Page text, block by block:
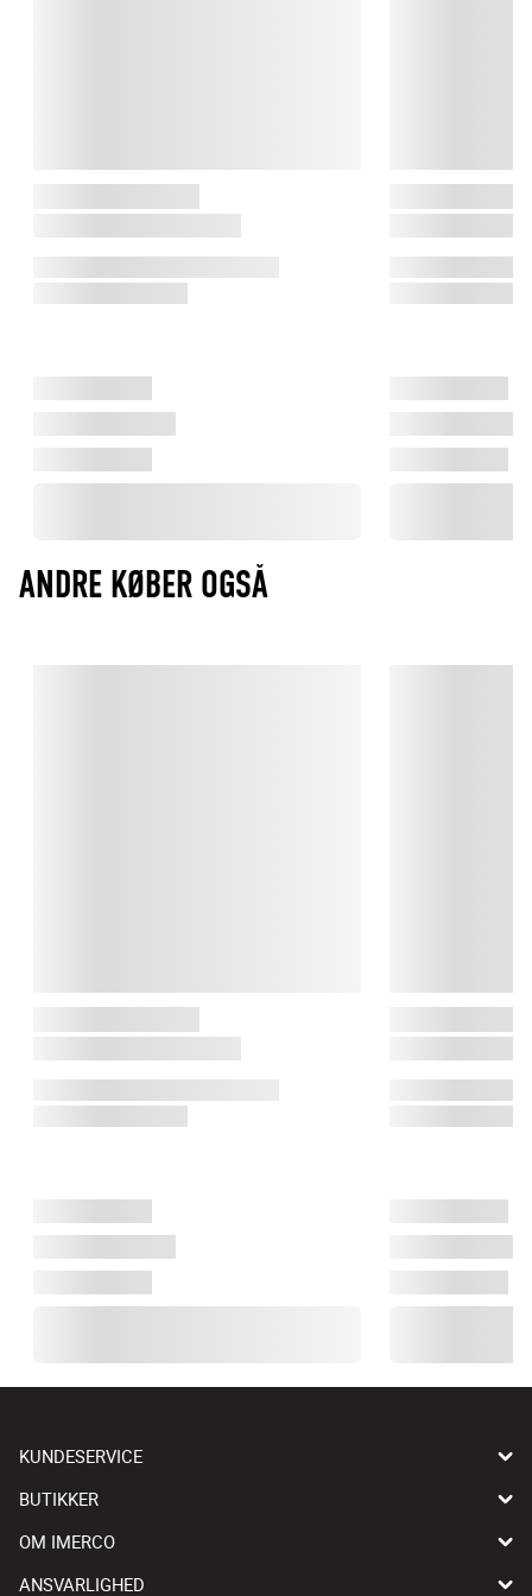
ANDRE KØBER OGSÅ
KUNDESERVICE
BUTIKKER
OM IMERCO
ANSVARLIGHED